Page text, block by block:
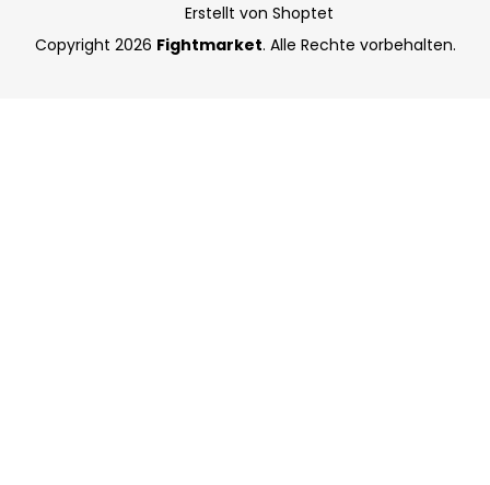
Erstellt von Shoptet
Copyright 2026 Fightmarket. Alle Rechte vorbehalten.